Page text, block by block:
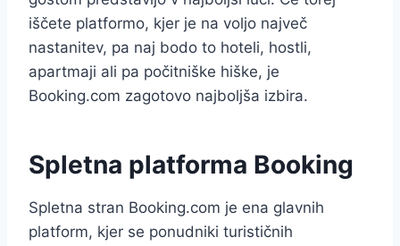
iščete platformo, kjer je na voljo največ
nastanitev, pa naj bodo to hoteli, hostli,
apartmaji ali pa počitniške hiške, je
Booking.com zagotovo najboljša izbira.
Spletna platforma Booking
Spletna stran Booking.com je ena glavnih
platform, kjer se ponudniki turističnih